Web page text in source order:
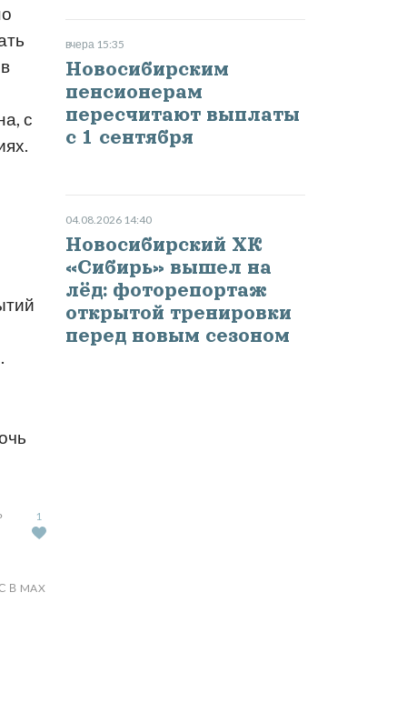
с
1
В MAX
вчера 15:35
Новосибирским
пенсионерам
пересчитают выплаты
с 1 сентября
04.08.2026 14:40
Новосибирский ХК
«Сибирь» вышел на
лёд: фоторепортаж
открытой тренировки
перед новым сезоном